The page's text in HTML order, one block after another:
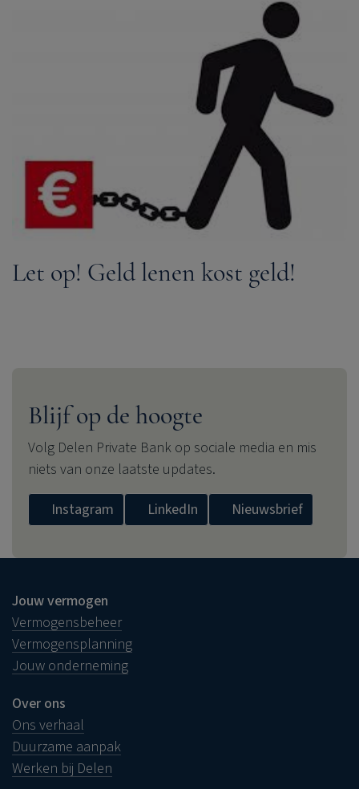
Let op! Geld lenen kost geld!
Blijf op de hoogte
Volg Delen Private Bank op sociale media en mis
niets van onze laatste updates.
Instagram
LinkedIn Nieuwsbrief
Jouw vermogen
Vermogensbeheer
Vermogensplanning
Jouw onderneming
Over ons
Ons verhaal
Duurzame aanpak
Werken bij Delen